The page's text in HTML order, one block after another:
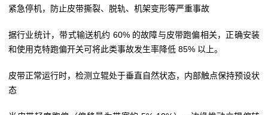
紧急停机，防止皮带撕裂、脱轨、机架变形等严重事故
据行业统计，带式输送机约 60% 的故障与皮带跑偏相关，正确安装
和使用克特跑偏开关可将此类事故发生率降低 85% 以上。
皮带正常运行时，检测立辊处于垂直自然状态，内部触点保持预设状
态